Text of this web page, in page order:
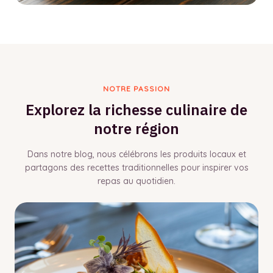
NOTRE PASSION
Explorez la richesse culinaire de
notre région
Dans notre blog, nous célébrons les produits locaux et
partagons des recettes traditionnelles pour inspirer vos
repas au quotidien.